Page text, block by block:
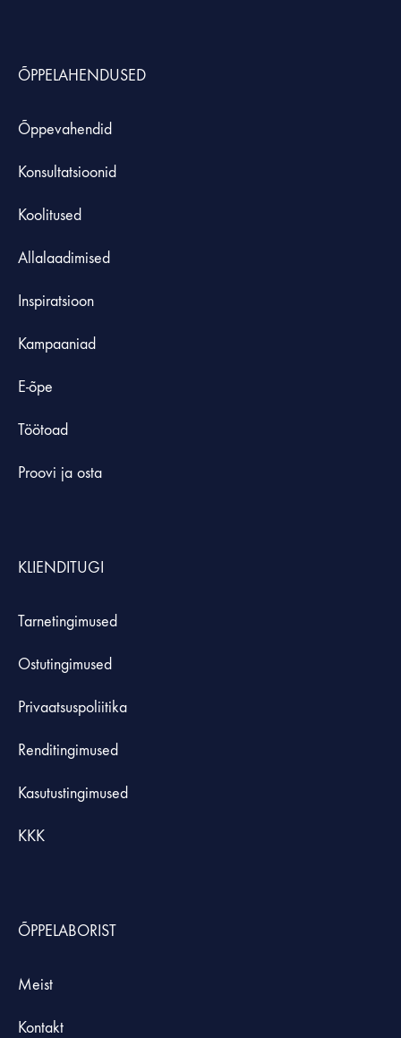
ÕPPELAHENDUSED
Õppevahendid
Konsultatsioonid
Koolitused
Allalaadimised
Inspiratsioon
Kampaaniad
E-õpe
Töötoad
Proovi ja osta
KLIENDITUGI
Tarnetingimused
Ostutingimused
Privaatsuspoliitika
Renditingimused
Kasutustingimused
KKK
ÕPPELABORIST
Meist
Kontakt